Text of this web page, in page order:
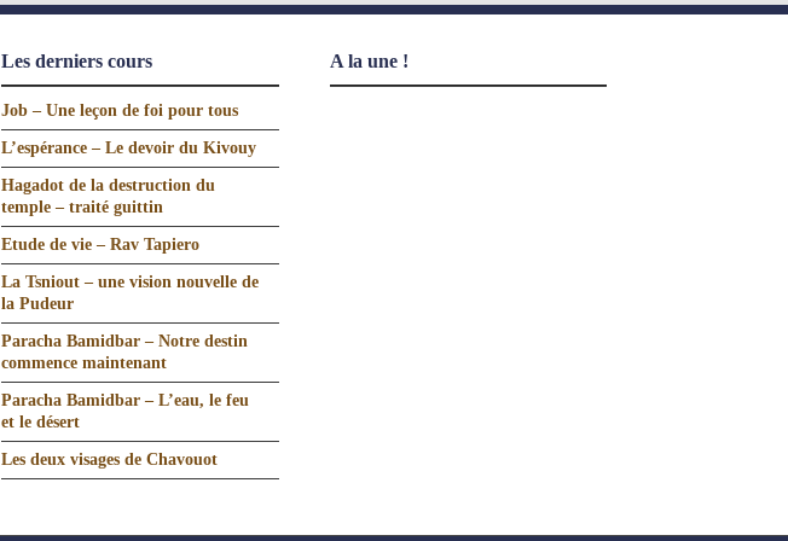
Les derniers cours
Job – Une leçon de foi pour tous
L’espérance – Le devoir du Kivouy
Hagadot de la destruction du
temple – traité guittin
Etude de vie – Rav Tapiero
La Tsniout – une vision nouvelle de
la Pudeur
Paracha Bamidbar – Notre destin
commence maintenant
Paracha Bamidbar – L’eau, le feu
et le désert
Les deux visages de Chavouot
A la une !